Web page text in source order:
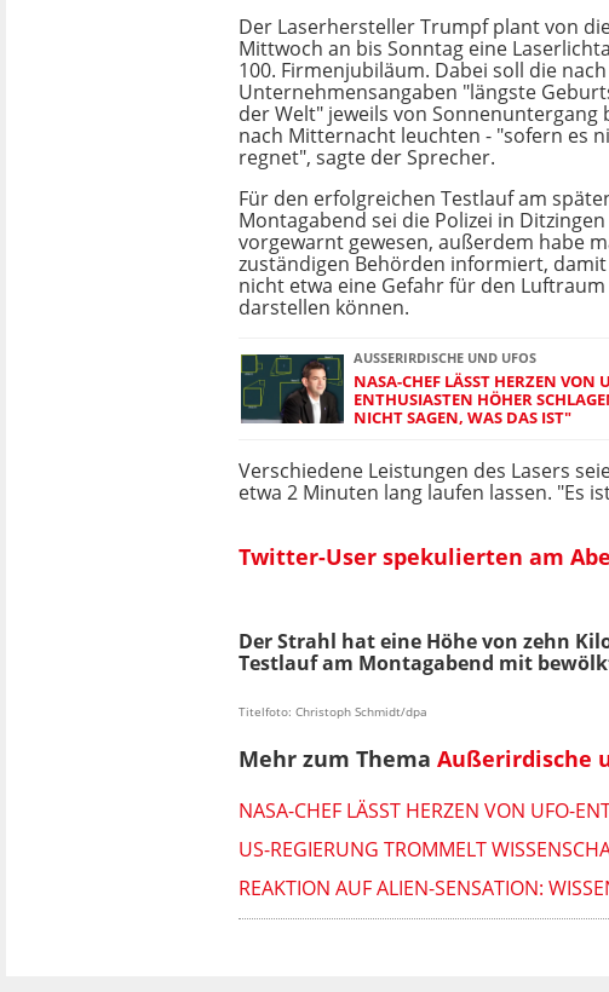
Der Laserhersteller Trumpf plant von
Mittwoch an bis Sonntag eine
100. Firmenjubiläum. Dabei soll die nach
Unternehmensangaben "längste
der Welt" jeweils von Sonnenuntergang
nach Mitternacht leuchten - "sofern es
regnet", sagte der Sprecher.
Für den erfolgreichen Testlauf am
Montagabend sei die Polizei in Ditzingen
vorgewarnt gewesen, außerdem habe
zuständigen Behörden informiert,
nicht etwa eine Gefahr für den
darstellen können.
AUSSERIRDISCHE UND UFOS
NASA-CHEF LÄSST HERZEN VON
ENTHUSIASTEN HÖHER
NICHT SAGEN, WAS DAS IST"
Verschiedene Leistungen des Lasers
etwa 2 Minuten lang laufen lassen. "Es
Twitter-User spekulierten am
Der Strahl hat eine Höhe von zehn
Testlauf am Montagabend mit
Titelfoto: Christoph Schmidt/dpa
Mehr zum Thema Außerirdische
NASA-CHEF LÄSST HERZEN VON UFO-
US-REGIERUNG TROMMELT
REAKTION AUF ALIEN-SENSATION: